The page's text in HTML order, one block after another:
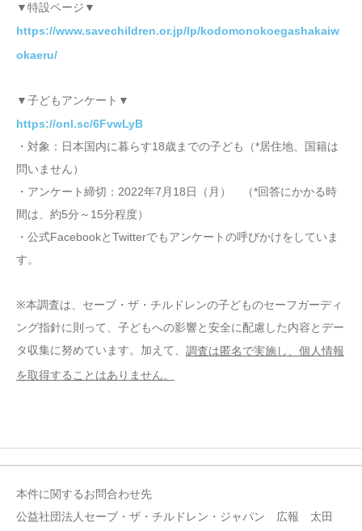
▼特設ページ▼
https://www.savechildren.or.jp/lp/kodomonokoegashakaiw
okaeru/
▼子どもアンケート▼
https://onl.sc/6FvwLyB
・対象：日本国内に暮らす18歳までの子ども（*居住地、国籍は
問いません）
・アンケート締切：2022年7月18日（月） （*回答にかかる時
間は、約5分～15分程度）
・公式FacebookとTwitterでもアンケートの呼びかけをしていま
す。
※本調査は、セーブ・ザ・チルドレンの子どものセーフガーディ
ング指針に則って、子どもへの影響と安全に配慮した内容とデー
タ収集に努めています。加えて、 調査は匿名で実施し、個人情報
を取得することはありません。
本件に関するお問合わせ先
公益社団法人セーブ・ザ・チルドレン・ジャパン 広報 太田